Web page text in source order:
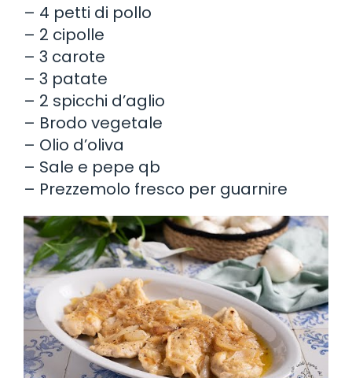
– 4 petti di pollo
– 2 cipolle
– 3 carote
– 3 patate
– 2 spicchi d’aglio
– Brodo vegetale
– Olio d’oliva
– Sale e pepe qb
– Prezzemolo fresco per guarnire